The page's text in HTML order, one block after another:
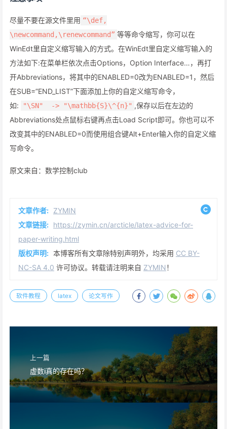
尽量不要在源文件里用 “\def,
\newcommand,\renewcommand” 等等命令缩写，你可以在
WinEdt里自定义缩写输入的方式。在WinEdt里自定义缩写输入的
方法如下:在菜单栏依次点击Options，Option Interface…，再打
开Abbreviations，将其中的ENABLED=0改为ENABLED=1，然后
在SUB=”END_LIST”下面添加上你的自定义缩写命令，
如:
"\SN" -> "\mathbb{S}\^{n}" ,保存以后在左边的
Abbreviations处点鼠标右键再点击Load Script即可。你也可以不
改变其中的ENABLED=0而使用组合键Alt+Enter输入你的自定义缩
写命令。
原文来自：数学控制club
文章作者: ZYMIN
文章链接: https://zymin.cn/arcticle/latex-advice-for-
paper-writing.html
版权声明: 本博客所有文章除特别声明外，均采用 CC BY-
NC-SA 4.0 许可协议。转载请注明来自 ZYMIN！
软件教程 latex 论文写作
上一篇
虚数i真的存在吗？